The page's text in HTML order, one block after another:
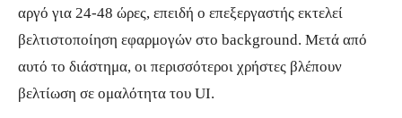
αργό για 24-48 ώρες, επειδή ο επεξεργαστής εκτελεί
βελτιστοποίηση εφαρμογών στο background. Μετά από
αυτό το διάστημα, οι περισσότεροι χρήστες βλέπουν
βελτίωση σε ομαλότητα του UI.